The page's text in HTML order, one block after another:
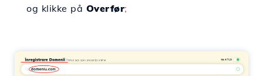
og klikke på Overfør;